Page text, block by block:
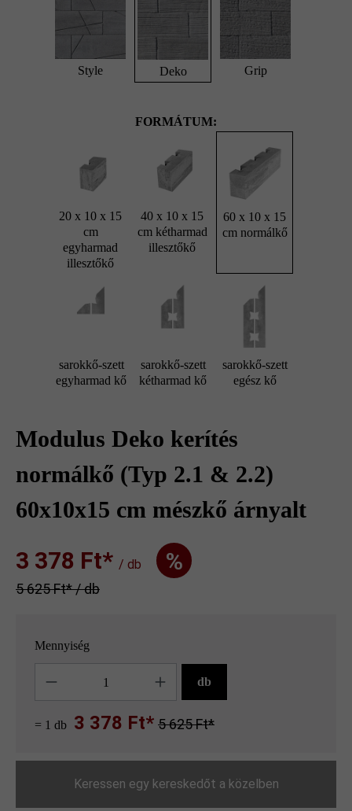
Style Deko Grip
FORMÁTUM:
20 x 10 x 15
cm
egyharmad
illesztőkő
40 x 10 x 15
cm kétharmad
illesztőkő
60 x 10 x 15
cm normálkő
sarokkő-szett
egyharmad kő
sarokkő-szett
kétharmad kő
sarokkő-szett
egész kő
Modulus Deko kerítés
normálkő (Typ 2.1 & 2.2)
60x10x15 cm mészkő árnyalt
3 378 Ft‎‎‎* / db %
5 625 Ft‎‎‎* / db
Mennyiség
db
= 1 db 3 378 Ft* 5 625 Ft*
Keressen egy kereskedőt a közelben